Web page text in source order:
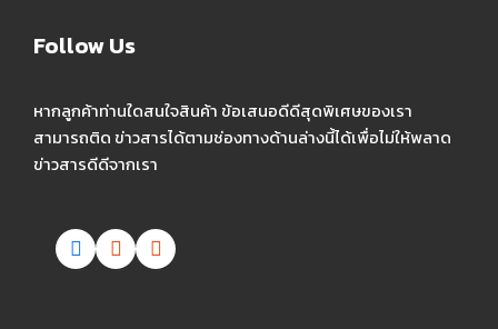
Follow Us
หากลูกค้าท่านใดสนใจสินค้า ข้อเสนอดีดีสุดพิเศษของเรา
สามารถติด ข่าวสารได้ตามช่องทางด้านล่างนี้ได้เพื่อไม่ให้พลาด
ข่าวสารดีดีจากเรา